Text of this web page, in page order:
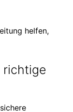
helfen,
richtige